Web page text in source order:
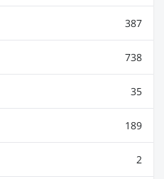
387
738
35
189
2